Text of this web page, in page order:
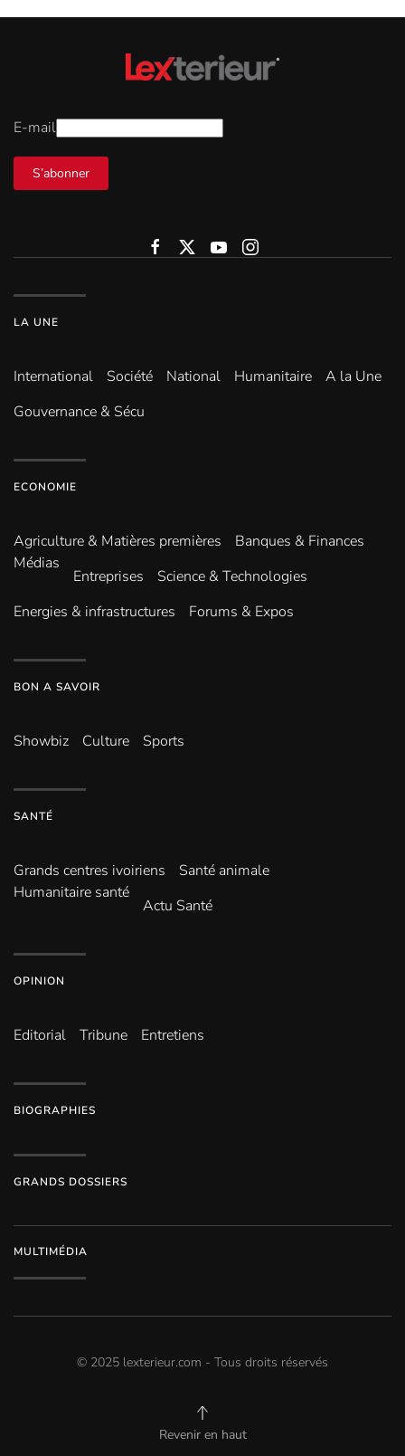
E-mail
S’abonner
LA UNE
International Société National Humanitaire
A la Une
Gouvernance & Sécu
ECONOMIE
Agriculture & Matières premières
Banques & Finances
Médias
Entreprises
Science & Technologies
Energies & infrastructures
Forums & Expos
BON A SAVOIR
Showbiz Culture Sports
SANTÉ
Grands centres ivoiriens
Santé animale
Humanitaire santé
Actu Santé
OPINION
Editorial Tribune Entretiens
BIOGRAPHIES
GRANDS DOSSIERS
MULTIMÉDIA
© 2025 lexterieur.com - Tous droits réservés
Revenir en haut